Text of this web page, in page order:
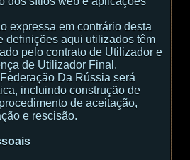
expressa em contrário desta
definições aqui utilizados têm
pelo contrato de Utilizador e
de Utilizador Final.
Da Rússia será
incluindo construção de
de aceitação,
e rescisão.